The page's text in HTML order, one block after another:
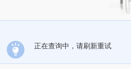
正在查询中，请刷新重试